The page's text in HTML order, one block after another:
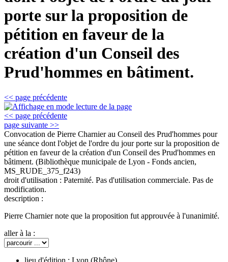
porte sur la proposition de
pétition en faveur de la
création d'un Conseil des
Prud'hommes en bâtiment.
<< page précédente
<< page précédente
page suivante >>
Convocation de Pierre Charnier au Conseil des Prud'hommes pour
une séance dont l'objet de l'ordre du jour porte sur la proposition de
pétition en faveur de la création d'un Conseil des Prud'hommes en
bâtiment. (Bibliothèque municipale de Lyon - Fonds ancien,
MS_RUDE_375_f243)
droit d'utilisation : Paternité. Pas d'utilisation commerciale. Pas de
modification.
description :
Pierre Charnier note que la proposition fut approuvée à l'unanimité.
aller à la :
lieu d'édition : Lyon (Rhône)